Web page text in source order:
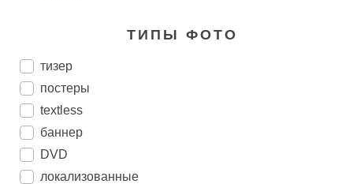
ТИПЫ ФОТО
тизер
постеры
textless
баннер
DVD
локализованные